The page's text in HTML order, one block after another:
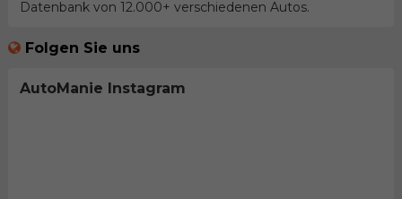
Datenbank von 12.000+ verschiedenen Autos.
Folgen Sie uns
AutoManie Instagram